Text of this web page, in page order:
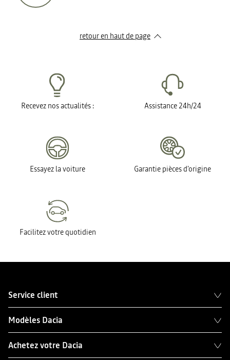
retour en haut de page​
Recevez nos actualités : Assistance 24h/24
Essayez la voiture Garantie pièces d'origine
Facilitez votre quotidien
Service client
Modèles Dacia
Achetez votre Dacia